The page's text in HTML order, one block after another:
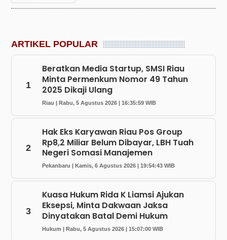
ARTIKEL POPULAR
1
Beratkan Media Startup, SMSI Riau
Minta Permenkum Nomor 49 Tahun
2025 Dikaji Ulang
Riau | Rabu, 5 Agustus 2026 | 16:35:59 WIB
2
Hak Eks Karyawan Riau Pos Group
Rp8,2 Miliar Belum Dibayar, LBH Tuah
Negeri Somasi Manajemen
Pekanbaru | Kamis, 6 Agustus 2026 | 19:54:43 WIB
3
Kuasa Hukum Rida K Liamsi Ajukan
Eksepsi, Minta Dakwaan Jaksa
Dinyatakan Batal Demi Hukum
Hukum | Rabu, 5 Agustus 2026 | 15:07:00 WIB